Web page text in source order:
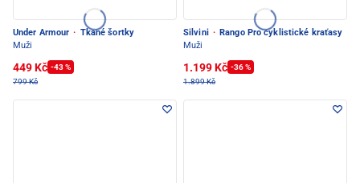
Under Armour · Tkané šortky
Muži
449 Kč -43 %
799 Kč
Silvini · Rango Pro cyklistické kraťasy
Muži
1.199 Kč -36 %
1.899 Kč